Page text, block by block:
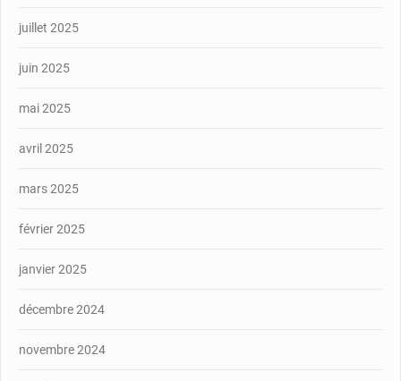
juillet 2025
juin 2025
mai 2025
avril 2025
mars 2025
février 2025
janvier 2025
décembre 2024
novembre 2024